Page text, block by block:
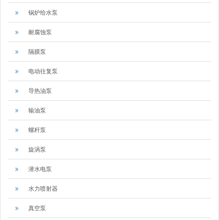
锅炉给水泵
耐腐蚀泵
隔膜泵
电动往复泵
导热油泵
输油泵
螺杆泵
旋涡泵
潜水电泵
水力喷射器
真空泵